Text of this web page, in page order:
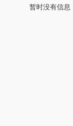
暂时没有信息